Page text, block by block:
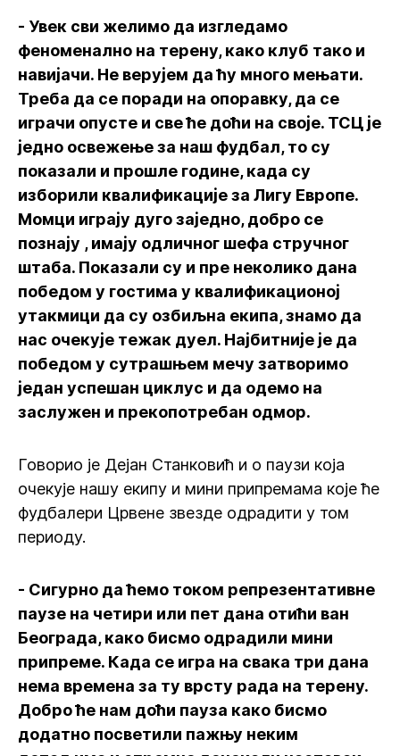
- Увек сви желимо да изгледамо
феноменално на терену, како клуб тако и
навијачи. Не верујем да ћу много мењати.
Треба да се поради на опоравку, да се
играчи опусте и све ће доћи на своје. ТСЦ је
једно освежење за наш фудбал, то су
показали и прошле године, када су
изборили квалификације за Лигу Европе.
Момци играју дуго заједно, добро се
познају , имају одличног шефа стручног
штаба. Показали су и пре неколико дана
победом у гостима у квалификационој
утакмици да су озбиљна екипа, знамо да
нас очекује тежак дуел. Најбитније је да
победом у сутрашњем мечу затворимо
један успешан циклус и да одемо на
заслужен и прекопотребан одмор.
Говорио је Дејан Станковић и о паузи која
очекује нашу екипу и мини припремама које ће
фудбалери Црвене звезде одрадити у том
периоду.
- Сигурно да ћемо током репрезентативне
паузе на четири или пет дана отићи ван
Београда, како бисмо одрадили мини
припреме. Када се игра на свака три дана
нема времена за ту врсту рада на терену.
Добро ће нам доћи пауза како бисмо
додатно посветили пажњу неким